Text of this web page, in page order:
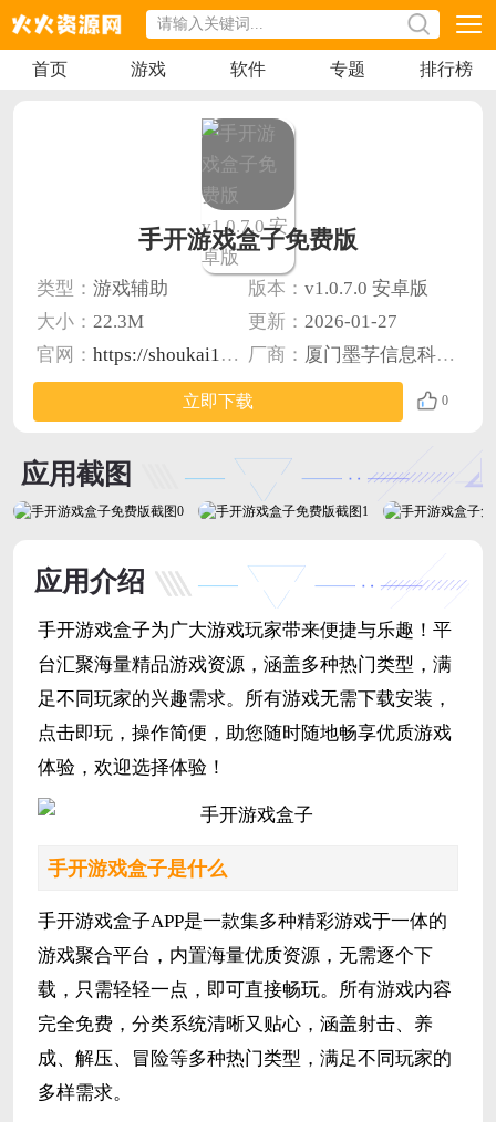
首页 游戏 软件 专题 排行榜
手开游戏盒子免费版
类型： 游戏辅助 版本： v1.0.7.0 安卓版
大小： 22.3M 更新： 2026-01-27
官网： https://shoukai100.com/static/html/aboutus.html 厂商： 厦门墨芓信息科技有限公司
立即下载 0
应用截图
应用介绍
手开游戏盒子为广大游戏玩家带来便捷与乐趣！平
台汇聚海量精品游戏资源，涵盖多种热门类型，满
足不同玩家的兴趣需求。所有游戏无需下载安装，
点击即玩，操作简便，助您随时随地畅享优质游戏
体验，欢迎选择体验！
手开游戏盒子是什么
手开游戏盒子APP是一款集多种精彩游戏于一体的
游戏聚合平台，内置海量优质资源，无需逐个下
载，只需轻轻一点，即可直接畅玩。所有游戏内容
完全免费，分类系统清晰又贴心，涵盖射击、养
成、解压、冒险等多种热门类型，满足不同玩家的
多样需求。